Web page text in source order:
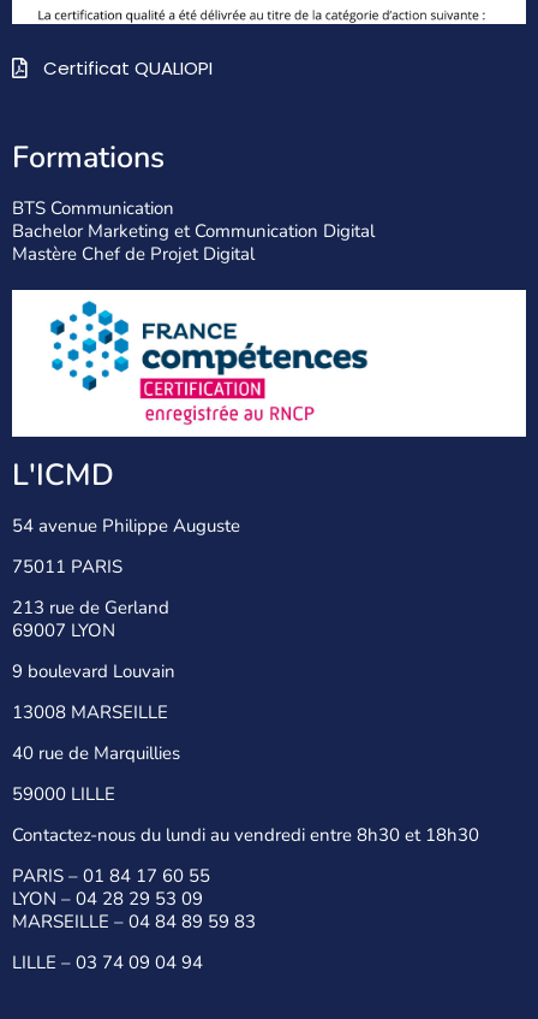
Certificat QUALIOPI
Formations
BTS Communication
Bachelor Marketing et Communication Digital
Mastère Chef de Projet Digital
L'ICMD
54 avenue Philippe Auguste
75011 PARIS
213 rue de Gerland
69007 LYON
9 boulevard Louvain
13008 MARSEILLE
40 rue de Marquillies
59000 LILLE
Contactez-nous du lundi au vendredi entre 8h30 et 18h30
PARIS – 01 84 17 60 55
LYON – 04 28 29 53 09
MARSEILLE – 04 84 89 59 83
LILLE – 03 74 09 04 94